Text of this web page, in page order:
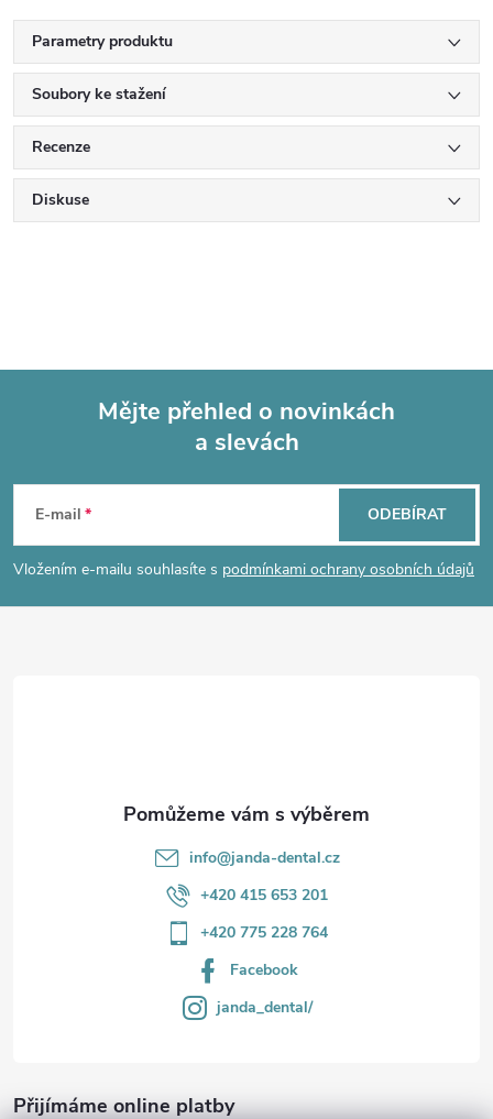
Parametry produktu
Soubory ke stažení
Recenze
Diskuse
p
a
Mějte přehled o novinkách
a slevách
E-mail
Vložením e-mailu souhlasíte s podmínkami ochrany osobních údajů
ODEBÍRAT
info@janda-dental.cz
+420 415 653 201
+420 775 228 764
Facebook
janda_dental/
Přijímáme online platby